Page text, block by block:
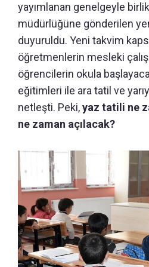
yayımlanan genelgeyle
müdürlüğüne gönderilen
duyuruldu. Yeni takvim
öğretmenlerin mesleki
öğrencilerin okula
eğitimleri ile ara tatil ve
netleşti. Peki,yaz tatili ne
ne zaman açılacak?